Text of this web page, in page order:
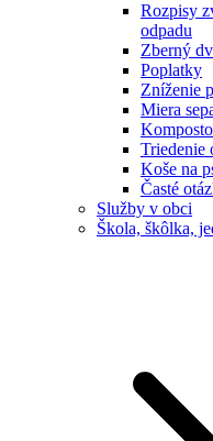
Rozpisy
odpadu
Zberný
Poplatky
Zníženie
Miera
Triedenie
Koše na
Časté
Služby v obci
Škola, škôlka,